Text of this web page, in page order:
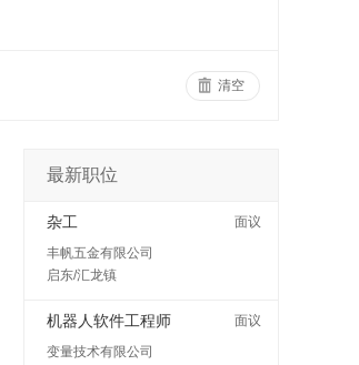
清空
最新职位
杂工
面议
丰帆五金有限公司
启东/汇龙镇
机器人软件工程师
面议
变量技术有限公司